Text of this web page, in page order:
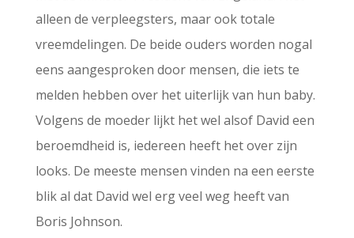
alleen de verpleegsters, maar ook totale
vreemdelingen. De beide ouders worden nogal
eens aangesproken door mensen, die iets te
melden hebben over het uiterlijk van hun baby.
Volgens de moeder lijkt het wel alsof David een
beroemdheid is, iedereen heeft het over zijn
looks. De meeste mensen vinden na een eerste
blik al dat David wel erg veel weg heeft van
Boris Johnson.